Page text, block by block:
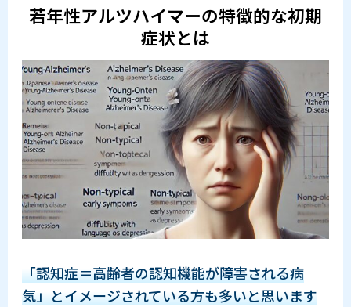
若年性アルツハイマーの特徴的な初期
症状とは
「認知症＝高齢者の認知機能が障害される病
気」とイメージされている方も多いと思います